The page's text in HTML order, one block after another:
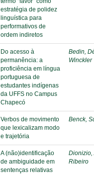
estratégia de polidez
linguística para
performativos de
ordem indiretos
Do acesso à
permanência: a
proficiência em língua
portuguesa de
estudantes indígenas
da UFFS no Campus
Chapecó
Bedin,
Winckler
Verbos de movimento
que lexicalizam modo
e trajetória
Benck,
A (não)identificação
de ambiguidade em
sentenças relativas
Dionizio,
Ribeiro